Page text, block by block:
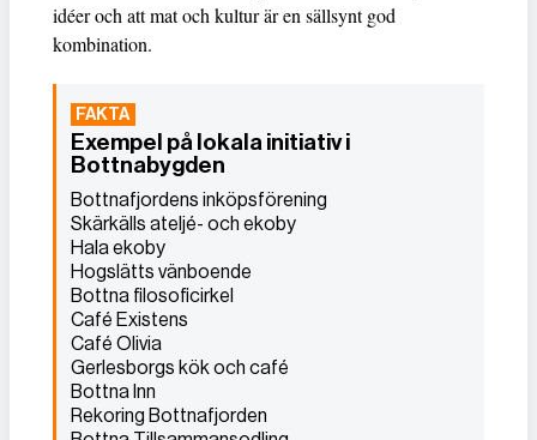
idéer och att mat och kultur är en sällsynt god
kombination.
Exempel på lokala initiativ i
Bottnabygden
Bottnafjordens inköpsförening
Skärkälls ateljé- och ekoby
Hala ekoby
Hogslätts vänboende
Bottna filosoficirkel
Café Existens
Café Olivia
Gerlesborgs kök och café
Bottna Inn
Rekoring Bottnafjorden